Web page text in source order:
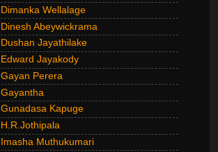
Dimanka Wellalage
Dinesh Abeywickrama
Dushan Jayathilake
Edward Jayakody
Gayan Perera
Gayantha
Gunadasa Kapuge
H.R.Jothipala
Imasha Muthukumari